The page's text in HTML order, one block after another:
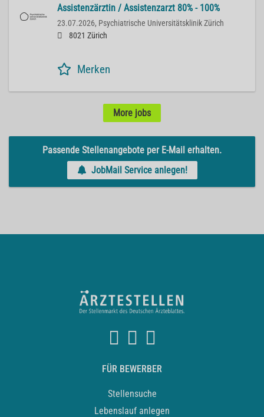
Assistenzärztin / Assistenzarzt 80% - 100%
23.07.2026, Psychiatrische Universitätsklinik Zürich
8021 Zürich
Merken
More jobs
Passende Stellenangebote per E-Mail erhalten.
JobMail Service anlegen!
FÜR BEWERBER
Stellensuche
Lebenslauf anlegen